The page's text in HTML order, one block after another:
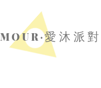
MOUR‧愛沐派對